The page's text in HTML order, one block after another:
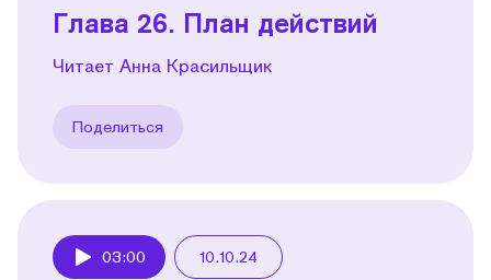
Глава 26. План действий
Читает Анна Красильщик
Поделиться
03:00 10.10.24